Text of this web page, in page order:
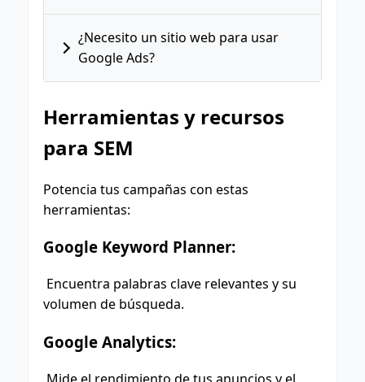
¿Necesito un sitio web para usar
Google Ads?
Herramientas y recursos
para SEM
Potencia tus campañas con estas
herramientas:
Google Keyword Planner:
Encuentra palabras clave relevantes y su
volumen de búsqueda.
Google Analytics:
Mide el rendimiento de tus anuncios y el